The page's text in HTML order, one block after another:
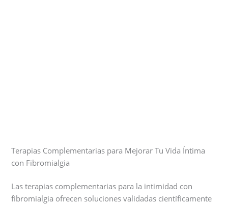
Terapias Complementarias para Mejorar Tu Vida Íntima
con Fibromialgia
Las terapias complementarias para la intimidad con
fibromialgia ofrecen soluciones validadas científicamente